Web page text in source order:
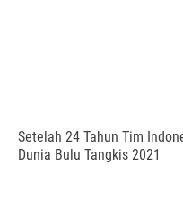
Setelah 24 Tahun Tim
Dunia Bulu Tangkis 2021